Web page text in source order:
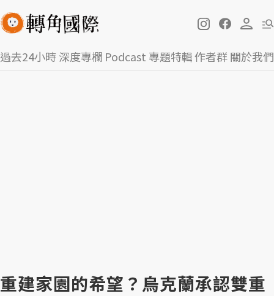
過去24小時深度專欄 Podcast 專題特輯作者群關於我們
重建家園的希望？烏克蘭承認雙重